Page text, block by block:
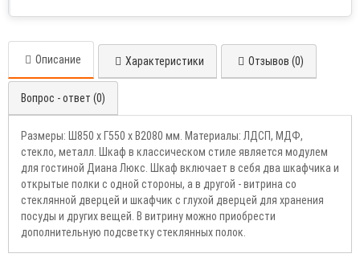
Описание Характеристики Отзывов (0)
Вопрос - ответ (0)
Размеры: Ш850 х Г550 х В2080 мм. Материалы: ЛДСП, МДФ,
стекло, металл. Шкаф в классическом стиле является модулем
для гостиной Диана Люкс. Шкаф включает в себя два шкафчика и
открытые полки с одной стороны, а в другой - витрина со
стеклянной дверцей и шкафчик с глухой дверцей для хранения
посуды и других вещей. В витрину можно приобрести
дополнительную подсветку стеклянных полок.